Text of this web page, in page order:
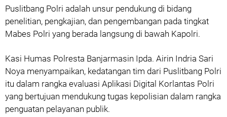
Puslitbang Polri adalah unsur pendukung di bidang
penelitian, pengkajian, dan pengembangan pada tingkat
Mabes Polri yang berada langsung di bawah Kapolri.
Kasi Humas Polresta Banjarmasin Ipda. Airin Indria Sari
Noya menyampaikan, kedatangan tim dari Puslitbang Polri
itu dalam rangka evaluasi Aplikasi Digital Korlantas Polri
yang bertujuan mendukung tugas kepolisian dalam rangka
penguatan pelayanan publik.